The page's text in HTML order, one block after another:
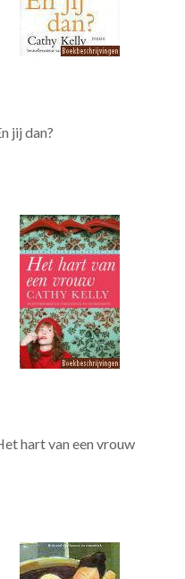
jij dan?
hart van een vrouw